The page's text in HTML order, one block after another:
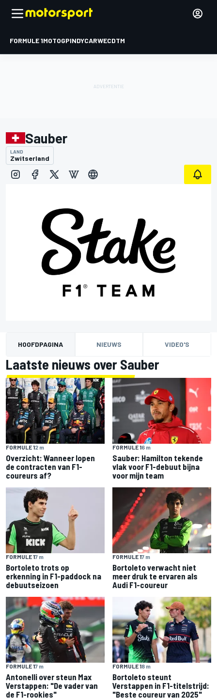
FORMULE 1MOTOGPINDYCARWECDTM
Sauber
LAND
Zwitserland
HOOFDPAGINA NIEUWS VIDEO'S
Laatste nieuws over Sauber
FORMULE 12 m
Overzicht: Wanneer lopen
de contracten van F1-
coureurs af?
FORMULE 16 m
Sauber: Hamilton tekende
vlak voor F1-debuut bijna
voor mijn team
FORMULE 17 m
Bortoleto trots op
erkenning in F1-paddock na
debuutseizoen
FORMULE 17 m
Bortoleto verwacht niet
meer druk te ervaren als
Audi F1-coureur
FORMULE 17 m
Antonelli over steun Max
Verstappen: "De vader van
de F1-rookies"
FORMULE 18 m
Bortoleto steunt
Verstappen in F1-titelstrijd:
"Beste coureur van 2025"